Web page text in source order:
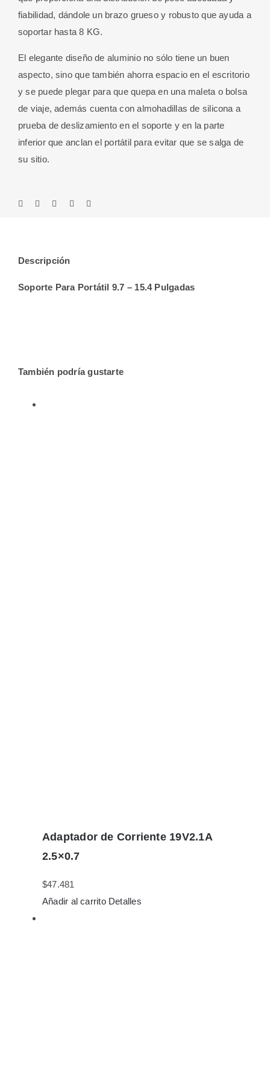
fiabilidad, dándole un brazo grueso y robusto que ayuda a
soportar hasta 8 KG.
El elegante diseño de aluminio no sólo tiene un buen
aspecto, sino que también ahorra espacio en el escritorio
y se puede plegar para que quepa en una maleta o bolsa
de viaje, además cuenta con almohadillas de silicona a
prueba de deslizamiento en el soporte y en la parte
inferior que anclan el portátil para evitar que se salga de
su sitio.
Descripción
Soporte Para Portátil 9.7 – 15.4 Pulgadas
También podría gustarte
Adaptador de Corriente 19V2.1A
2.5×0.7
$47.481
Añadir al carrito Detalles